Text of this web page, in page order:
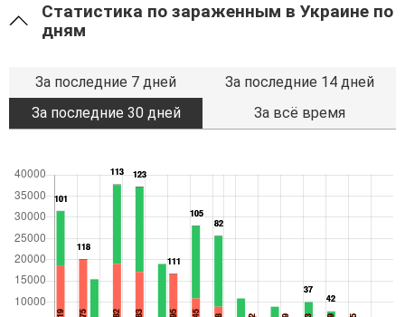
Статистика по зараженным в Украине по
дням
За последние 7 дней
За последние 14 дней
За последние 30 дней
За всё время